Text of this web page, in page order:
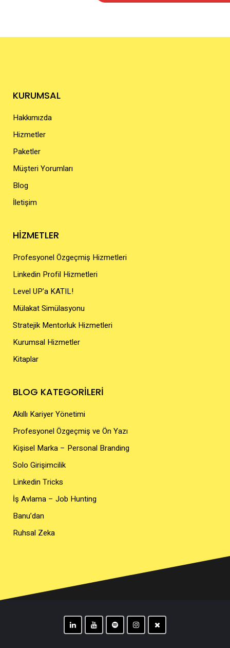
KURUMSAL
Hakkımızda
Hizmetler
Paketler
Müşteri Yorumları
Blog
İletişim
HİZMETLER
Profesyonel Özgeçmiş Hizmetleri
Linkedin Profil Hizmetleri
Level UP’a KATIL!
Mülakat Simülasyonu
Stratejik Mentorluk Hizmetleri
Kurumsal Hizmetler
Kitaplar
BLOG KATEGORİLERİ
Akıllı Kariyer Yönetimi
Profesyonel Özgeçmiş ve Ön Yazı
Kişisel Marka – Personal Branding
Solo Girişimcilik
Linkedin Tricks
İş Avlama – Job Hunting
Banu’dan
Ruhsal Zeka